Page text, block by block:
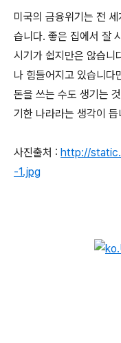
미국의 금융위기는 전
습니다. 좋은 집에서 잘
시기가 쉽지만은 않습니
나 힘들어지고 있습니다
돈을 쓰는 수도 생기는
기한 나라라는 생각이 듭
사진출처 : http://
-1.jpg